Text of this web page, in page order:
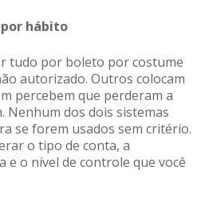
hábito
tudo por boleto por costume
autorizado. Outros colocam
percebem que perderam a
Nenhum dos dois sistemas
se forem usados sem critério.
o tipo de conta, a
e o nível de controle que você